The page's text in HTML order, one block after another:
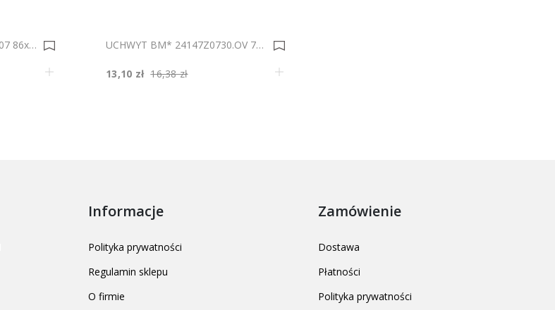
UCHWYT BM 15129Z0640.07 86x31/64 0004138 UCHWYT BM* 24147Z0730.OV 73x31x23/32 0003612
13,10 zł 16,38 zł
Informacje
Polityka prywatności
Regulamin sklepu
O firmie
Zamówienie
Dostawa
Płatności
Polityka prywatności